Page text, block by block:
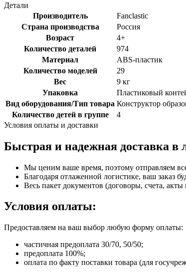
Детали
Производитель
Fanclastic
Страна производства
Россия
Возраст
4+
Количество деталей
974
Материал
ABS-пластик
Количество моделей
29
Вес
9 кг
Упаковка
Пластиковый
Вид оборудования/Тип товара Конструктор
Количество детей в группе
4
Условия оплаты и доставки
Быстрая и надежная доставка в
Мы ценим ваше время, поэтому отправляем
Благодаря отлаженной логистике, ваш заказ
Весь пакет документов (договоры, счета,
Условия оплаты:
Предоставляем на ваш выбор любую форму оплаты:
частичная предоплата 30/70, 50/50;
предоплата 100%;
оплата по факту поставки товара (для